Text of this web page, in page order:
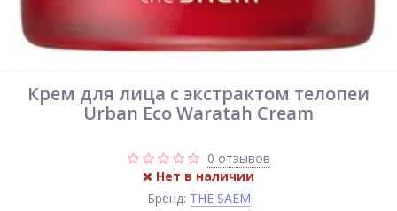
Крем для лица с экстрактом телопеи
Urban Eco Waratah Cream
0 отзывов
Нет в наличии
Бренд: THE SAEM